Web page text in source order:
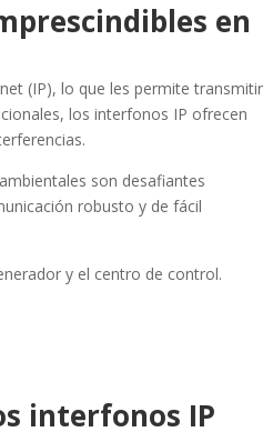
en
(IP), lo que les permite transmitir
los interfonos IP ofrecen
son desafiantes
robusto y de fácil
y el centro de control.
interfonos IP